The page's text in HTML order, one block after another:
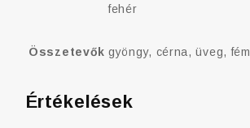
fehér
Összetevők gyöngy, cérna, üveg, fém
Értékelések